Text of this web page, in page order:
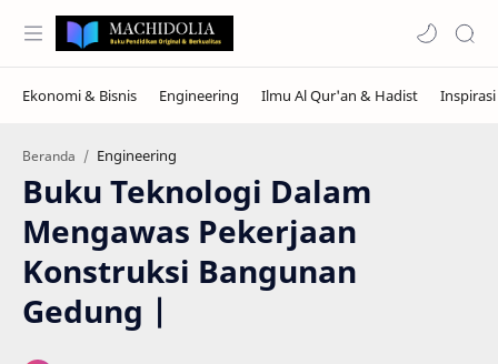
Beranda Engineering
Buku Teknologi Dalam
Mengawas Pekerjaan
Konstruksi Bangunan
Gedung |